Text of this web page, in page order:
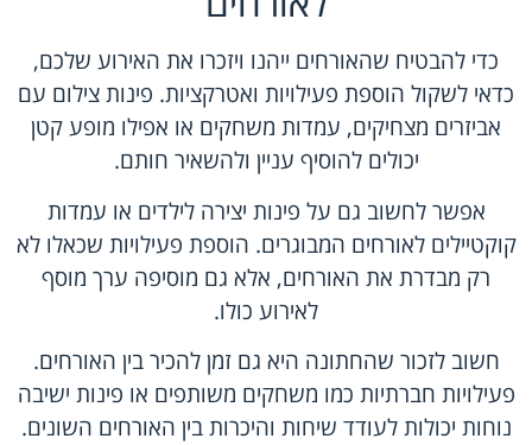
כדי להבטיח שהאורחים ייהנו ויזכרו את האירוע שלכם,
כדאי לשקול הוספת פעילויות ואטרקציות. פינות צילום עם
אביזרים מצחיקים, עמדות משחקים או אפילו מופע קטן
יכולים להוסיף עניין ולהשאיר חותם.
אפשר לחשוב גם על פינות יצירה לילדים או עמדות
קוקטיילים לאורחים המבוגרים. הוספת פעילויות שכאלו לא
רק מבדרת את האורחים, אלא גם מוסיפה ערך מוסף
לאירוע כולו.
חשוב לזכור שהחתונה היא גם זמן להכיר בין האורחים.
פעילויות חברתיות כמו משחקים משותפים או פינות ישיבה
נוחות יכולות לעודד שיחות והיכרות בין האורחים השונים.